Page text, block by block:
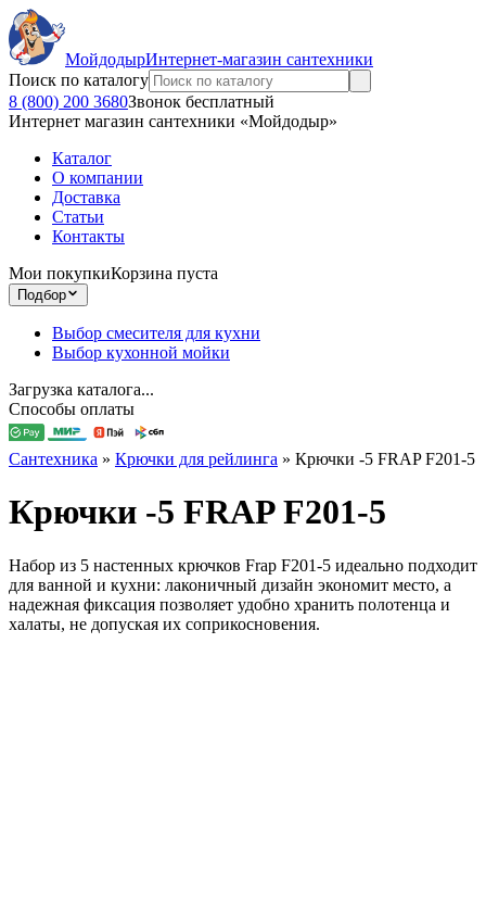
МойдодырИнтернет-магазин сантехники
Поиск по каталогу
8 (800) 200 3680Звонок бесплатный
Интернет магазин сантехники «Мойдодыр»
Каталог
О компании
Доставка
Статьи
Контакты
Мои покупкиКорзина пуста
Подбор
Выбор смесителя для кухни
Выбор кухонной мойки
Загрузка каталога...
Способы оплаты
Сантехника » Крючки для рейлинга » Крючки -5 FRAP F201-5
Крючки -5 FRAP F201-5
Набор из 5 настенных крючков Frap F201-5 идеально подходит
для ванной и кухни: лаконичный дизайн экономит место, а
надежная фиксация позволяет удобно хранить полотенца и
халаты, не допуская их соприкосновения.